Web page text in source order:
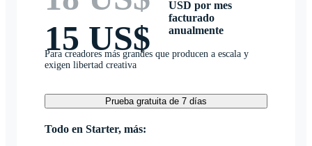
15 US$
USD por mes
facturado
anualmente
Para creadores más grandes que producen a escala y
exigen libertad creativa
Prueba gratuita de 7 días
Todo en Starter, más: